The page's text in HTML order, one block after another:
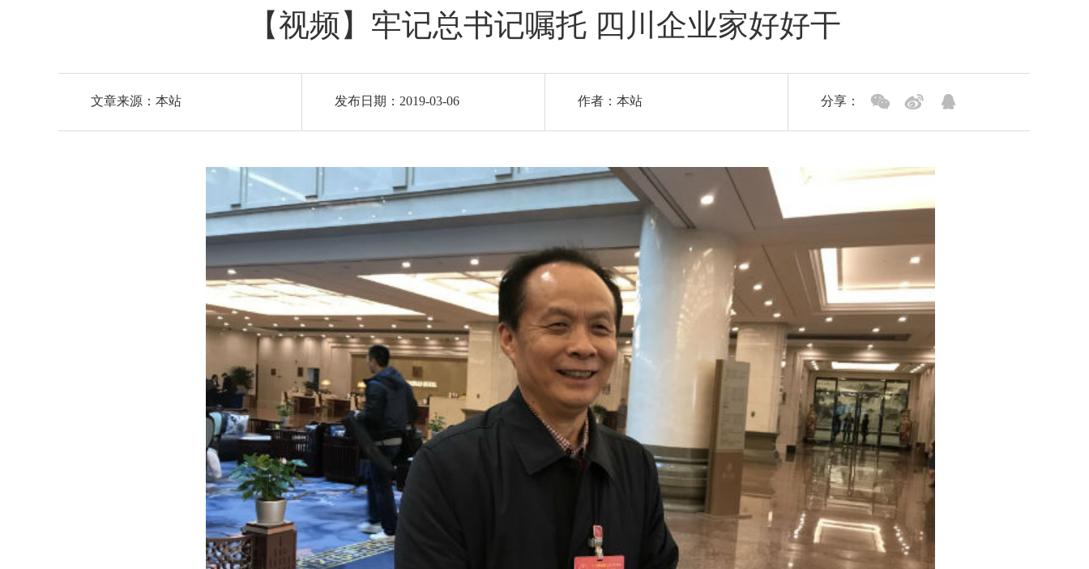
【视频】牢记总书记嘱托 四川企业家好好干
文章来源：本站 发布日期：2019-03-06 作者：本站 分享：